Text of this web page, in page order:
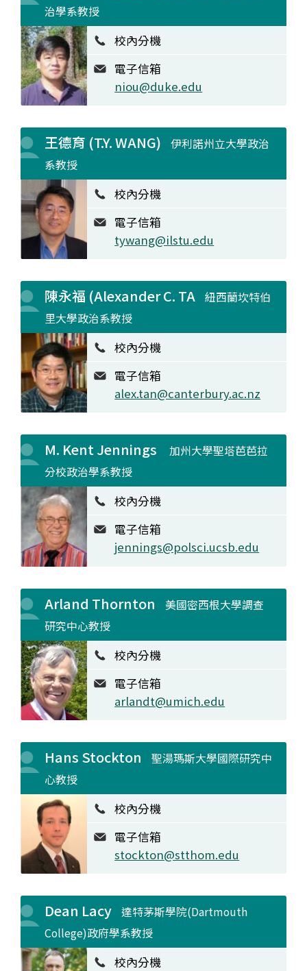
治學系教授
校內分機
電子信箱
niou@duke.edu
王德育 (T.Y. WANG)
伊利諾州立大學政治
系教授
校內分機
電子信箱
tywang@ilstu.edu
陳永福 (Alexander C. TA
紐西蘭坎特伯
里大學政治系教授
校內分機
電子信箱
alex.tan@canterbury.ac.nz
M. Kent Jennings
加州大學聖塔芭芭拉
分校政治學系教授
校內分機
電子信箱
jennings@polsci.ucsb.edu
Arland Thornton
美國密西根大學調查
研究中心教授
校內分機
電子信箱
arlandt@umich.edu
Hans Stockton
聖湯瑪斯大學國際研究中
心教授
校內分機
電子信箱
stockton@stthom.edu
Dean Lacy
達特茅斯學院(Dartmouth
College)政府學系教授
校內分機